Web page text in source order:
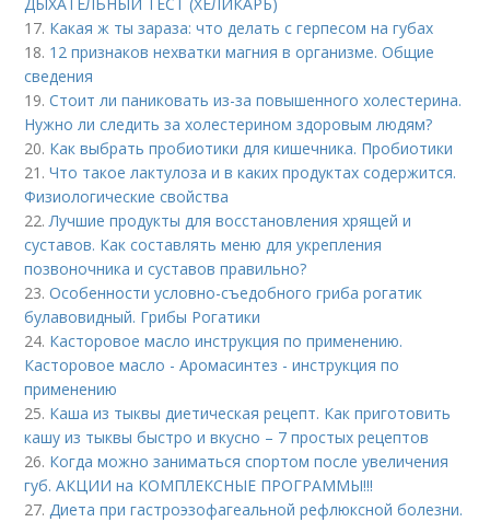
17. Какая ж ты зараза: что делать с герпесом на губах
18. 12 признаков нехватки магния в организме. Общие
сведения
19.Стоит ли паниковать из-за повышенного холестерина.
Нужно ли следить за холестерином здоровым людям?
20. Как выбрать пробиотики для кишечника. Пробиотики
21.Что такое лактулоза и в каких продуктах содержится.
Физиологические свойства
22.Лучшие продукты для восстановления хрящей и
суставов. Как составлять меню для укрепления
позвоночника и суставов правильно?
23.Особенности условно-съедобного гриба рогатик
булавовидный. Грибы Рогатики
24. Касторовое масло инструкция по применению.
Касторовое масло - Аромасинтез - инструкция по
применению
25. Каша из тыквы диетическая рецепт. Как приготовить
кашу из тыквы быстро и вкусно – 7 простых рецептов
26. Когда можно заниматься спортом после увеличения
губ. АКЦИИ на КОМПЛЕКСНЫЕ ПРОГРАММЫ!!!
27.Диета при гастроэзофагеальной рефлюксной болезни.